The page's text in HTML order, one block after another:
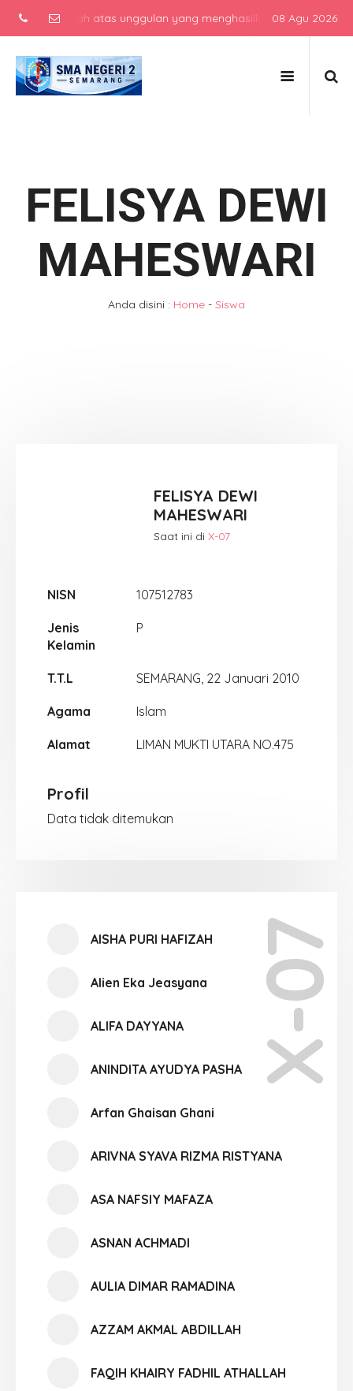
menengah atas unggulan yang menghasilkan lulusan08 Agu 2026
FELISYA DEWI
MAHESWARI
Anda disini : Home - Siswa
FELISYA DEWI
MAHESWARI
Saat ini diX-07
NISN 107512783
Jenis
Kelamin
P
T.T.L SEMARANG, 22 Januari 2010
Agama Islam
Alamat LIMAN MUKTI UTARA NO.475
Profil
Data tidak ditemukan
X-07
AISHA PURI HAFIZAH
Alien Eka Jeasyana
ALIFA DAYYANA
ANINDITA AYUDYA PASHA
Arfan Ghaisan Ghani
ARIVNA SYAVA RIZMA RISTYANA
ASA NAFSIY MAFAZA
ASNAN ACHMADI
AULIA DIMAR RAMADINA
AZZAM AKMAL ABDILLAH
FAQIH KHAIRY FADHIL ATHALLAH